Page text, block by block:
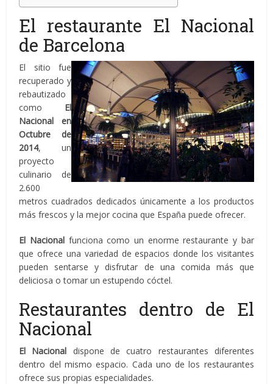
El restaurante El Nacional
de Barcelona
El sitio fue
recuperado y
rebautizado
como El
Nacional en
Octubre de
2014, un
proyecto
culinario de
2.600
metros cuadrados dedicados únicamente a los productos
más frescos y la mejor cocina que España puede ofrecer.
El Nacionalfunciona como un enorme restaurante y bar
que ofrece una variedad de espacios donde los visitantes
pueden sentarse y disfrutar de una comida más que
deliciosa o tomar un estupendo cóctel.
Restaurantes dentro de El
Nacional
El Nacional dispone de cuatro restaurantes diferentes
dentro del mismo espacio. Cada uno de los restaurantes
ofrece sus propias especialidades.